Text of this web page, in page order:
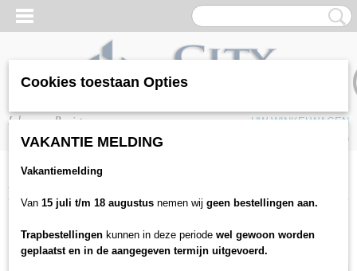
Inloggen Registreren
UW WINKELWAGEN
(0)
Home
20% korting
Cookies toestaan Opties
VAKANTIE MELDING
Vakantiemelding
Van 15 juli t/m 18 augustus nemen wij geen bestellingen aan.
Trapbestellingen kunnen in deze periode wel gewoon worden
geplaatst en in de aangegeven termijn uitgevoerd.